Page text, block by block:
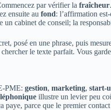
par vérifier la fraîcheur
ensuite au fond: l’affirmation
un cabinet de conseil; la
posé en une phrase, puis
le texte parfait. Vous
PME: gestion, marketing, start-
illustre un levier peu
paye, parce que le premier